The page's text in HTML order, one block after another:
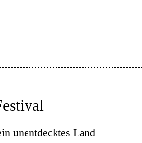
unentdecktes Land